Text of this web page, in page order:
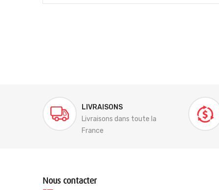
LIVRAISONS
Livraisons dans toute la
France
Nous contacter